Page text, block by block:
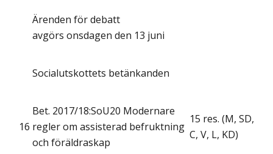
Ärenden för debatt
avgörs onsdagen den 13 juni
Socialutskottets betänkanden
16
Bet. 2017/18:SoU20 Modernare
regler om assisterad befruktning
och föräldraskap
15 res. (M, SD,
C, V, L, KD)